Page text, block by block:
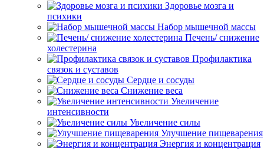
Здоровье мозга и
психики
Набор мышечной массы
Печень/ снижение
холестерина
Профилактика
связок и суставов
Сердце и сосуды
Снижение веса
Увеличение
интенсивности
Увеличение силы
Улучшение пищеварения
Энергия и концентрация